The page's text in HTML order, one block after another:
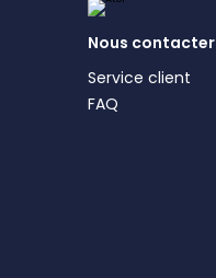
Nous contacter
Service client
FAQ